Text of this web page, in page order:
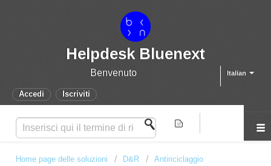
Helpdesk Bluenext
Italian
Benvenuto
Accedi Iscriviti
Home page delle soluzioni D&R Antiriciclaggio